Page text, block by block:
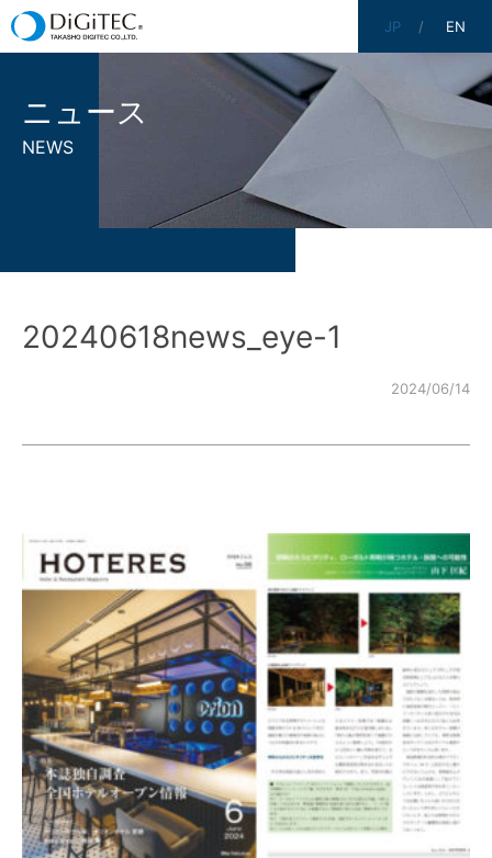
JP EN
ニュース
NEWS
20240618news_eye-1
2024/06/14